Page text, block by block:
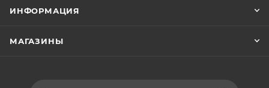
ИНФОРМАЦИЯ
МАГАЗИНЫ